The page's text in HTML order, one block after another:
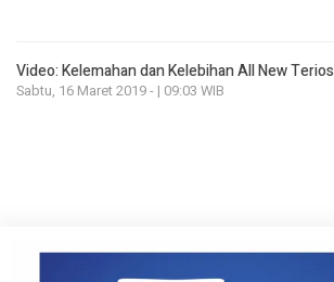
Video: Kelemahan dan Kelebihan All New Terios
Sabtu, 16 Maret 2019 - | 09:03 WIB